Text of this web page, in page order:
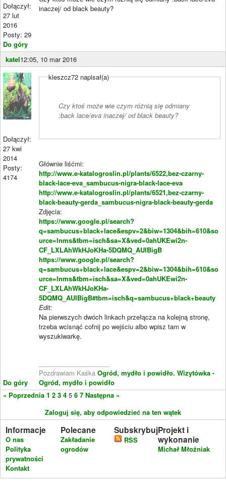
Dołączył:
27 lut
2016
Posty: 29
Do góry
inaczej/ od black beauty?
katel12:05, 10 mar 2016
Dołączył:
27 kwi
2014
Posty:
4174
Do góry
kleszcz72 napisał(a)
Czy ktoś może wie czym różnią się odmiany
:back lace/eva inaczej/ od black beauty?
Głównie liśćmi:
http://www.e-katalogroslin.pl/plants/6522,bez-czarny-
black-lace-eva_sambucus-nigra-black-lace-eva
http://www.e-katalogroslin.pl/plants/6521,bez-czarny-
black-beauty-gerda_sambucus-nigra-black-beauty-gerda
Zdjęcia:
https://www.google.pl/search?
q=sambucus+black+lace&espv=2&biw=1304&bih=610&so
urce=lnms&tbm=isch&sa=X&ved=0ahUKEwi2n-
CF_LXLAhWkHJoKHa-5DQMQ_AUIBigB
https://www.google.pl/search?
q=sambucus+black+lace&espv=2&biw=1304&bih=610&so
urce=lnms&tbm=isch&sa=X&ved=0ahUKEwi2n-
CF_LXLAhWkHJoKHa-
5DQMQ_AUIBigB#tbm=isch&q=sambucus+black+beauty
Edit:
Na pierwszych dwóch linkach przełącza na kolejną stronę,
trzeba wcisnąć cofnij po wejściu albo wpisz tam w
wyszukiwarkę.
Pozdrawiam Kaśka Ogród, mydło i powidło. Wizytówka -
Ogród, mydło i powidło
« Poprzednia 1 2 3 4 5 6 7 Następna »
Zaloguj się, aby odpowiedzieć na ten wątek
Informacje
O nas
Polityka
prywatności
Kontakt
Polecane
Zakładanie
ogrodów
Subskrybuj
RSS
Projekt i
wykonanie
Michał Młoźniak